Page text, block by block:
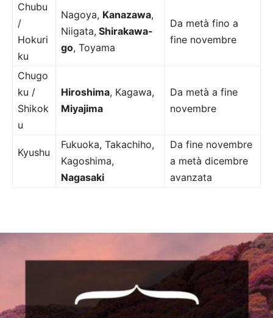
Chubu
/
Hokuri
ku
Nagoya, Kanazawa,
Niigata, Shirakawa-
go, Toyama
Da metà fino a
fine novembre
Chugo
ku /
Shikok
u
Hiroshima, Kagawa,
Miyajima
Da metà a fine
novembre
Kyushu
Fukuoka, Takachiho,
Kagoshima,
Nagasaki
Da fine novembre
a metà dicembre
avanzata